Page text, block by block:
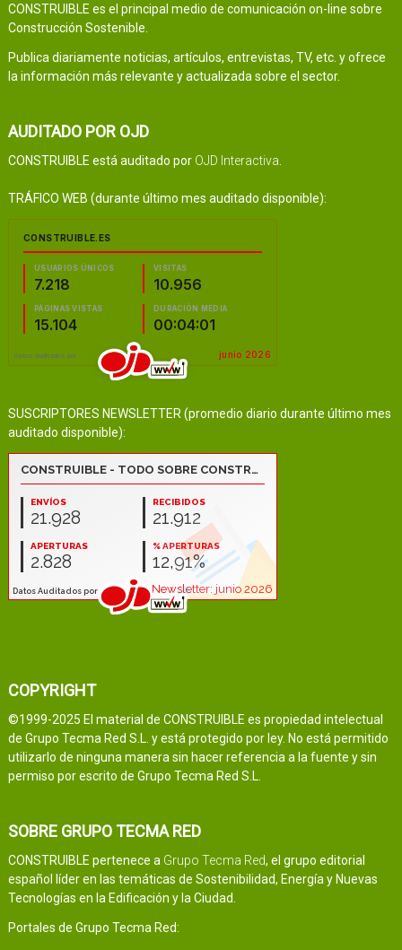
CONSTRUIBLE es el principal medio de comunicación on-line sobre
Construcción Sostenible.
Publica diariamente noticias, artículos, entrevistas, TV, etc. y ofrece
la información más relevante y actualizada sobre el sector.
AUDITADO POR OJD
CONSTRUIBLE está auditado por OJD Interactiva
TRÁFICO WEB (durante último mes auditado disponible):
SUSCRIPTORES NEWSLETTER (promedio diario durante último mes
auditado disponible):
COPYRIGHT
©1999-2025 El material de CONSTRUIBLE es propiedad intelectual
de Grupo Tecma Red S.L. y está protegido por ley. No está permitido
utilizarlo de ninguna manera sin hacer referencia a la fuente y sin
permiso por escrito de Grupo Tecma Red S.L.
SOBRE GRUPO TECMA RED
CONSTRUIBLE pertenece a Grupo Tecma Red, el grupo editorial
español líder en las temáticas de Sostenibilidad, Energía y Nuevas
Tecnologías en la Edificación y la Ciudad.
Portales de Grupo Tecma Red: